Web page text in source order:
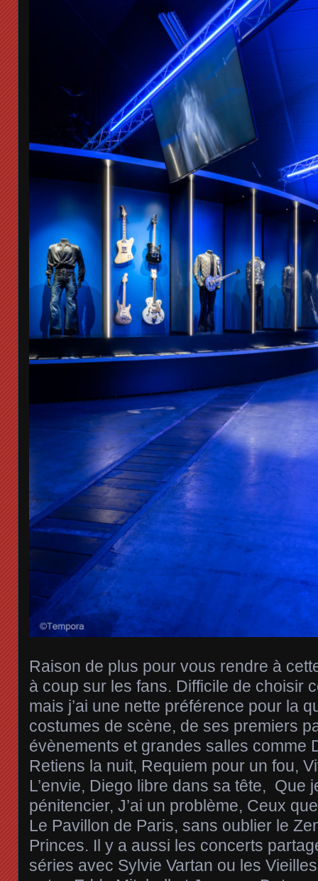
Raison de plus pour vous rendre à
à coup sur les fans. Difficile de choisir
mais j’ai une nette préférence pour la
costumes de scène, de ses premiers
évènements et grandes salles comme
Retiens la nuit, Requiem pour un fou,
L’envie, Diego libre dans sa tête, Que
pénitencier, J’ai un problème, Ceux
Le Pavillon de Paris, sans oublier le
Princes. Il y a aussi les concerts
séries avec Sylvie Vartan ou les